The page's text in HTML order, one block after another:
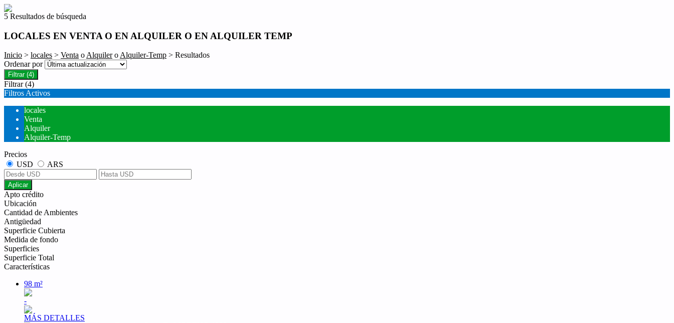
5 Resultados de búsqueda
LOCALES EN VENTA O EN ALQUILER O EN ALQUILER TEMP
Inicio > locales > Venta oAlquileroAlquiler-Temp > Resultados
Ordenar por
Filtrar (4)
Filtrar (4)
Filtros Activos
locales
Venta
Alquiler
Alquiler-Temp
Precios
USD
ARS
Aplicar
Apto crédito
Ubicación
Cantidad de Ambientes
Antigüedad
Superficie Cubierta
Medida de fondo
Superficies
Superficie Total
Características
98 m²
-
MÁS DETALLES